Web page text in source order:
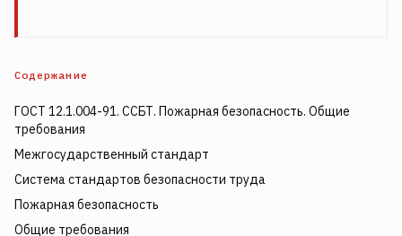
Содержание
ГОСТ 12.1.004-91. ССБТ. Пожарная безопасность. Общие
требования
Межгосударственный стандарт
Система стандартов безопасности труда
Пожарная безопасность
Общие требования